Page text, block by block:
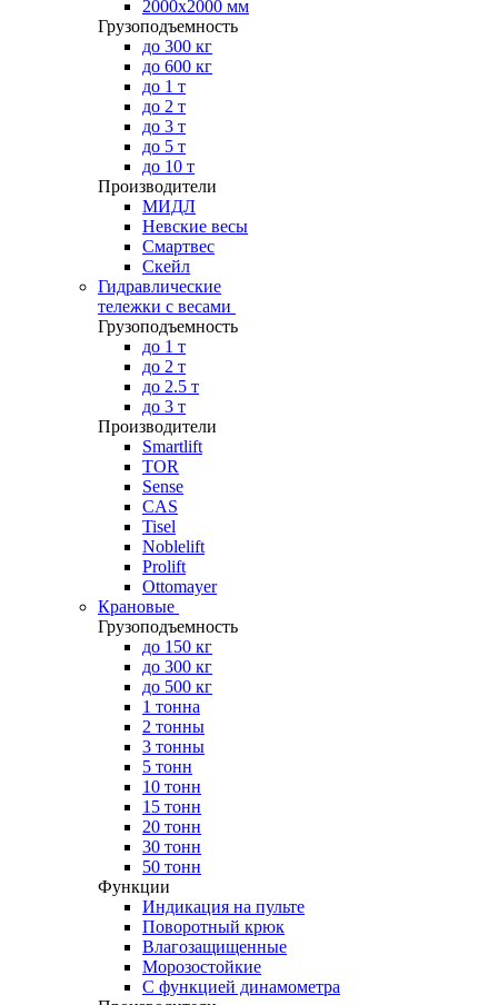
2000х2000 мм
Грузоподъемность
до 300 кг
до 600 кг
до 1 т
до 2 т
до 3 т
до 5 т
до 10 т
Производители
МИДЛ
Невские весы
Смартвес
Скейл
Гидравлические
тележки с весами
Грузоподъемность
до 1 т
до 2 т
до 2.5 т
до 3 т
Производители
Smartlift
TOR
Sense
CAS
Tisel
Noblelift
Prolift
Ottomayer
Крановые
Грузоподъемность
до 150 кг
до 300 кг
до 500 кг
1 тонна
2 тонны
3 тонны
5 тонн
10 тонн
15 тонн
20 тонн
30 тонн
50 тонн
Функции
Индикация на пульте
Поворотный крюк
Влагозащищенные
Морозостойкие
С функцией динамометра